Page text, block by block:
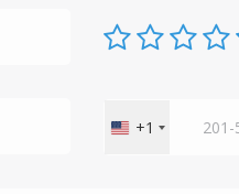
United
+1